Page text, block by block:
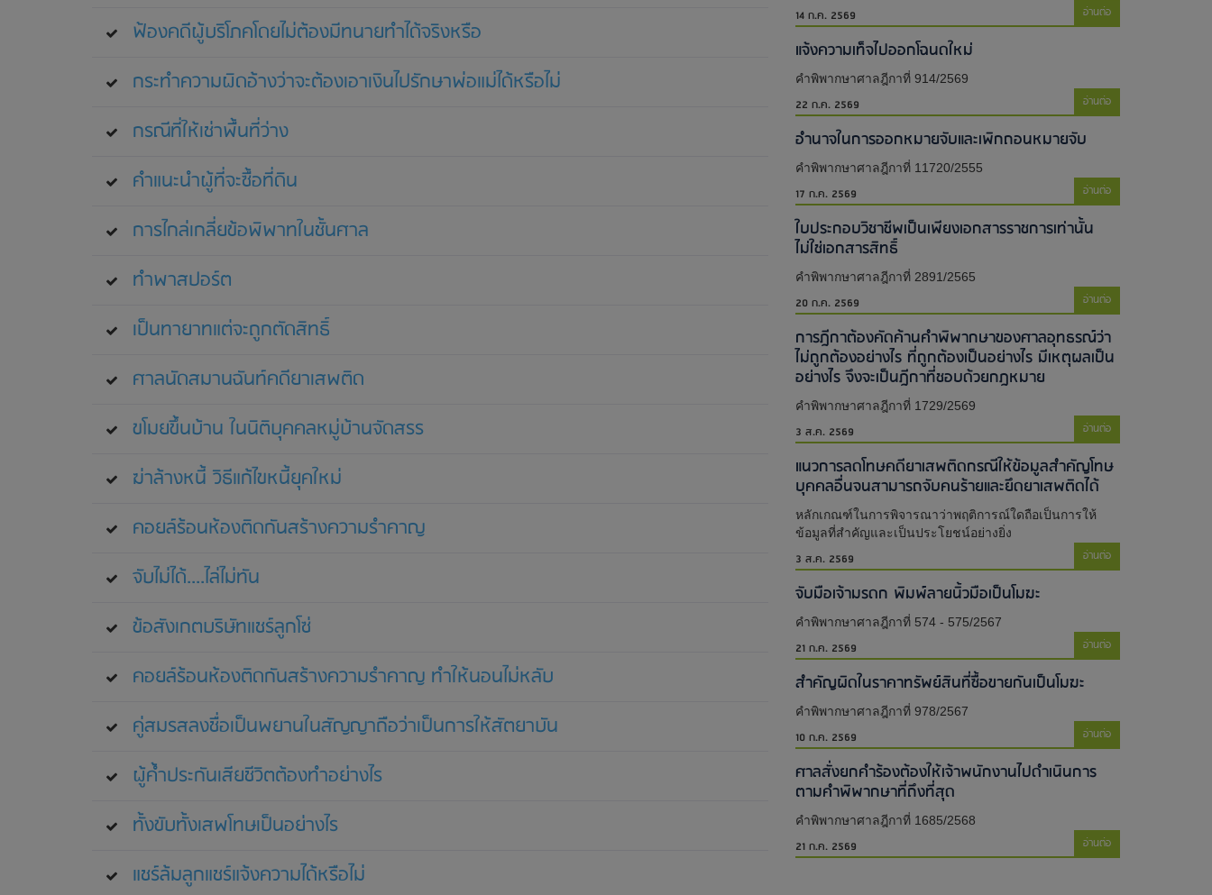
ฟ้องคดีผู้บริโภคโดยไม่ต้องมีทนายทำได้จริงหรือ
กระทำความผิดอ้างว่าจะต้องเอาเงินไปรักษาพ่อแม่ได้หรือไม่
กรณีที่ให้เช่าพื้นที่ว่าง
คำแนะนำผู้ที่จะซื้อที่ดิน
การไกล่เกลี่ยข้อพิพาทในชั้นศาล
ทำพาสปอร์ต
เป็นทายาทแต่จะถูกตัดสิทธิ์
ศาลนัดสมานฉันท์คดียาเสพติด
ขโมยขึ้นบ้าน ในนิติบุคคลหมู่บ้านจัดสรร
ฆ่าล้างหนี้ วิธีแก้ไขหนี้ยุคใหม่
คอยล์ร้อนห้องติดกันสร้างความรำคาญ
จับไม่ได้....ไล่ไม่ทัน
ข้อสังเกตบริษัทแชร์ลูกโซ่
คอยล์ร้อนห้องติดกันสร้างความรำคาญ ทำให้นอนไม่หลับ
คู่สมรสลงชื่อเป็นพยานในสัญญาถือว่าเป็นการให้สัตยาบัน
ผู้ค้ำประกันเสียชีวิตต้องทำอย่างไร
ทั้งขับทั้งเสพโทษเป็นอย่างไร
แชร์ล้มลูกแชร์แจ้งความได้หรือไม่
14 ก.ค. 2569 อ่านต่อ
แจ้งความเท็จไปออกโฉนดใหม่​
คำพิพากษาศาลฎีกาที่ 914/2569
22 ก.ค. 2569 อ่านต่อ
อำนาจในการออกหมายจับและเพิกถอนหมายจับ
คำพิพากษาศาลฎีกาที่ 11720/2555
17 ก.ค. 2569 อ่านต่อ
ใบประกอบวิชาชีพเป็นเพียงเอกสารราชการเท่านั้น
ไม่ใช่เอกสารสิทธิ์​
คำพิพากษาศาลฎีกาที่ 2891/2565
20 ก.ค. 2569 อ่านต่อ
การฎีกาต้องคัดค้านคำพิพากษาของศาลอุทธรณ์ว่า
ไม่ถูกต้องอย่างไร ที่ถูกต้องเป็นอย่างไร มีเหตุผลเป็น
อย่างไร จึงจะเป็นฎีกาที่ชอบด้วยกฎหมาย
คำพิพากษาศาลฎีกาที่ 1729/2569
3 ส.ค. 2569 อ่านต่อ
แนวการลดโทษคดียาเสพติดกรณีให้ข้อมูลสำคัญโทษ
บุคคลอื่นจนสามารถจับคนร้ายและยึดยาเสพติดได้
หลักเกณฑ์ในการพิจารณาว่าพฤติการณ์ใดถือเป็นการให้
ข้อมูลที่สำคัญและเป็นประโยชน์อย่างยิ่ง
3 ส.ค. 2569 อ่านต่อ
จับมือเจ้ามรดก พิมพ์ลายนิ้วมือเป็นโมฆะ
คำพิพากษาศาลฎีกาที่ 574 - 575/2567
21 ก.ค. 2569 อ่านต่อ
สำคัญผิดในราคาทรัพย์สินที่ซื้อขายกันเป็นโมฆะ
คำพิพากษาศาลฎีกาที่ 978/2567
10 ก.ค. 2569 อ่านต่อ
ศาลสั่งยกคำร้องต้องให้เจ้าพนักงานไปดำเนินการ
ตามคำพิพากษาที่ถึงที่สุด
คำพิพากษาศาลฎีกาที่ 1685/2568
21 ก.ค. 2569 อ่านต่อ